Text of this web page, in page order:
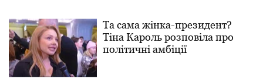
Та сама жінка-президент?
Тіна Кароль розповіла про
політичні амбіції